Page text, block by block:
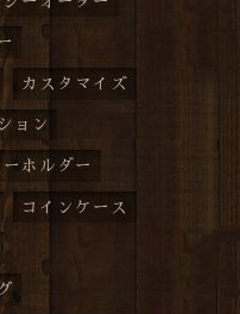
カスタマイズ
ョン
ーホルダー
コインケース